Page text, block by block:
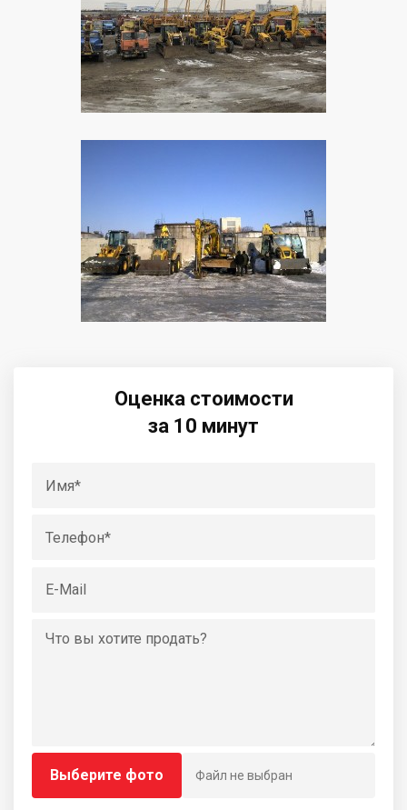
Оценка стоимости
за 10 минут
Выберите фото Файл не выбран